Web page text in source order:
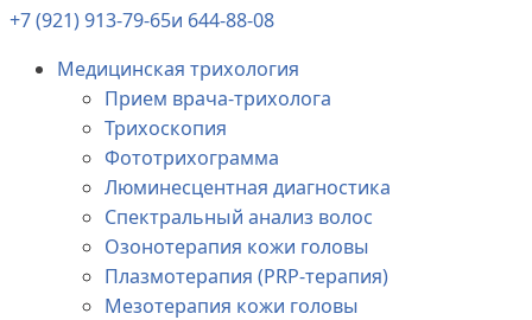
+7 (921) 913-79-65и 644-88-08
Медицинская трихология
Прием врача-трихолога
Трихоскопия
Фототрихограмма
Люминесцентная диагностика
Спектральный анализ волос
Озонотерапия кожи головы
Плазмотерапия (PRP-терапия)
Мезотерапия кожи головы